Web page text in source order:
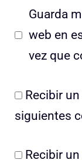
Guarda
web en
vez que
Recibir
siguientes
Recibir